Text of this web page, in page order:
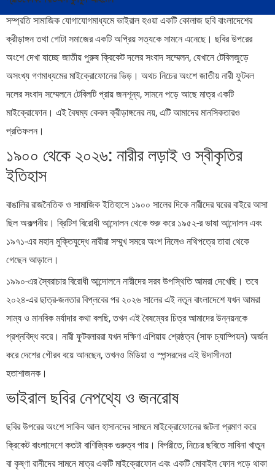
সম্প্রতি সামাজিক যোগাযোগমাধ্যমে ভাইরাল হওয়া একটি কোলাজ ছবি বাংলাদেশের
ক্রীড়াঙ্গন তথা গোটা সমাজের একটি অপ্রিয় সত্যকে সামনে এনেছে। ছবির উপরের
অংশে দেখা যাচ্ছে জাতীয় পুরুষ ক্রিকেট দলের সংবাদ সম্মেলন, যেখানে টেবিলজুড়ে
অসংখ্য গণমাধ্যমের মাইক্রোফোনের ভিড়। অথচ নিচের অংশে জাতীয় নারী ফুটবল
দলের সংবাদ সম্মেলনে টেবিলটি প্রায় জনশূন্য, সামনে পড়ে আছে মাত্র একটি
মাইক্রোফোন। এই বৈষম্য কেবল ক্রীড়াঙ্গনের নয়, এটি আমাদের মানসিকতারও
প্রতিফলন।
১৯০০ থেকে ২০২৬: নারীর লড়াই ও স্বীকৃতির
ইতিহাস
বাঙালির রাজনৈতিক ও সামাজিক ইতিহাসে ১৯০০ সালের দিকে নারীদের ঘরের বাইরে আসা
ছিল অকল্পনীয়। ব্রিটিশ বিরোধী আন্দোলন থেকে শুরু করে ১৯৫২-র ভাষা আন্দোলন এবং
১৯৭১-এর মহান মুক্তিযুদ্ধে নারীরা সম্মুখ সমরে অংশ নিলেও নথিপত্রে তারা থেকে
গেছেন আড়ালে।
১৯৯০-এর স্বৈরাচার বিরোধী আন্দোলনে নারীদের সরব উপস্থিতি আমরা দেখেছি। তবে
২০২৪-এর ছাত্র-জনতার বিপ্লবের পর ২০২৬ সালের এই নতুন বাংলাদেশে যখন আমরা
সাম্য ও মানবিক মর্যাদার কথা বলছি, তখন এই বৈষম্যের চিত্র আমাদের উন্নয়নকে
প্রশ্নবিদ্ধ করে। নারী ফুটবলাররা যখন দক্ষিণ এশিয়ায় শ্রেষ্ঠত্ব (সাফ চ্যাম্পিয়ন) অর্জন
করে দেশের গৌরব বয়ে আনছেন, তখনও মিডিয়া ও স্পন্সরদের এই উদাসীনতা
হতাশাজনক।
ভাইরাল ছবির নেপথ্যে ও জনরোষ
ছবির উপরের অংশে সাকিব আল হাসানদের সামনে মাইক্রোফোনের জটলা প্রমাণ করে
ক্রিকেট বাংলাদেশে কতটা বাণিজ্যিক গুরুত্ব পায়। বিপরীতে, নিচের ছবিতে সাবিনা খাতুন
বা কৃষ্ণা রানীদের সামনে মাত্র একটি মাইক্রোফোন এবং একটি মোবাইল ফোন পড়ে থাকা